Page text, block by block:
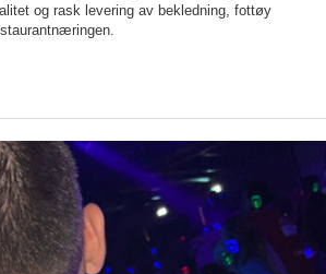
og rask levering av bekledning, fottøy